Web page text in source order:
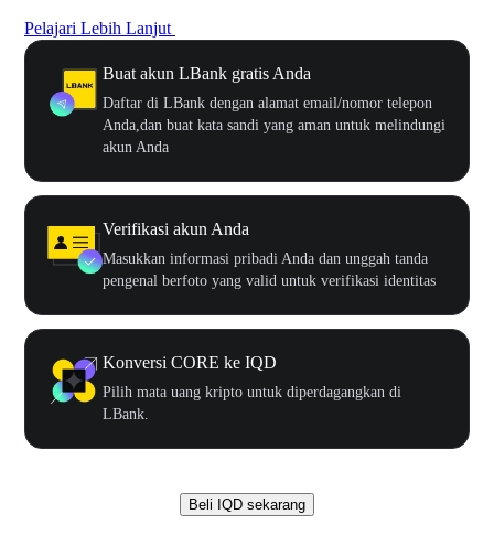
Pelajari Lebih Lanjut
Buat akun LBank gratis Anda
Daftar di LBank dengan alamat email/nomor telepon
Anda,dan buat kata sandi yang aman untuk melindungi
akun Anda
Verifikasi akun Anda
Masukkan informasi pribadi Anda dan unggah tanda
pengenal berfoto yang valid untuk verifikasi identitas
Konversi CORE ke IQD
Pilih mata uang kripto untuk diperdagangkan di
LBank.
Beli IQD sekarang